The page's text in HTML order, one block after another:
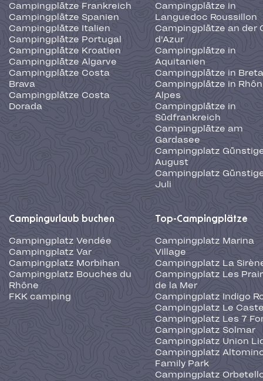
Campingplätze Frankreich
Campingplätze Spanien
Campingplätze Italien
Campingplätze Portugal
Campingplätze Kroatien
Campingplätze Algarve
Campingplätze Costa
Brava
Campingplätze Costa
Dorada
Campingplätze in
Languedoc Roussillon
Campingplätze an der
d'Azur
Campingplätze in
Aquitanien
Campingplätze in
Campingplätze in
Alpes
Campingplätze in
Südfrankreich
Campingplätze am
Gardasee
Campingplatz
August
Campingplatz
Juli
Campingurlaub buchen
Campingplatz Vendée
Campingplatz Var
Campingplatz Morbihan
Campingplatz Bouches du
Rhône
FKK camping
Top-Campingplätze
Campingplatz Marina
Village
Campingplatz La
Campingplatz Les
de la Mer
Campingplatz Indigo
Campingplatz Le
Campingplatz Les 7
Campingplatz Solmar
Campingplatz Union
Campingplatz
Family Park
Campingplatz